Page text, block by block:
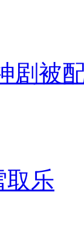
剧被
取乐